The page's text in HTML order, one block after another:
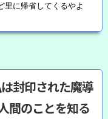
里に帰省してくるやよ
封印された魔導
間のことを知る